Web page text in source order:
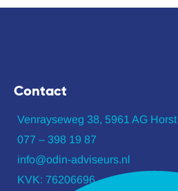
Contact
Venrayseweg 38, 5961 AG Horst
077 – 398 19 87
info@odin-adviseurs.nl
KVK: 76206696